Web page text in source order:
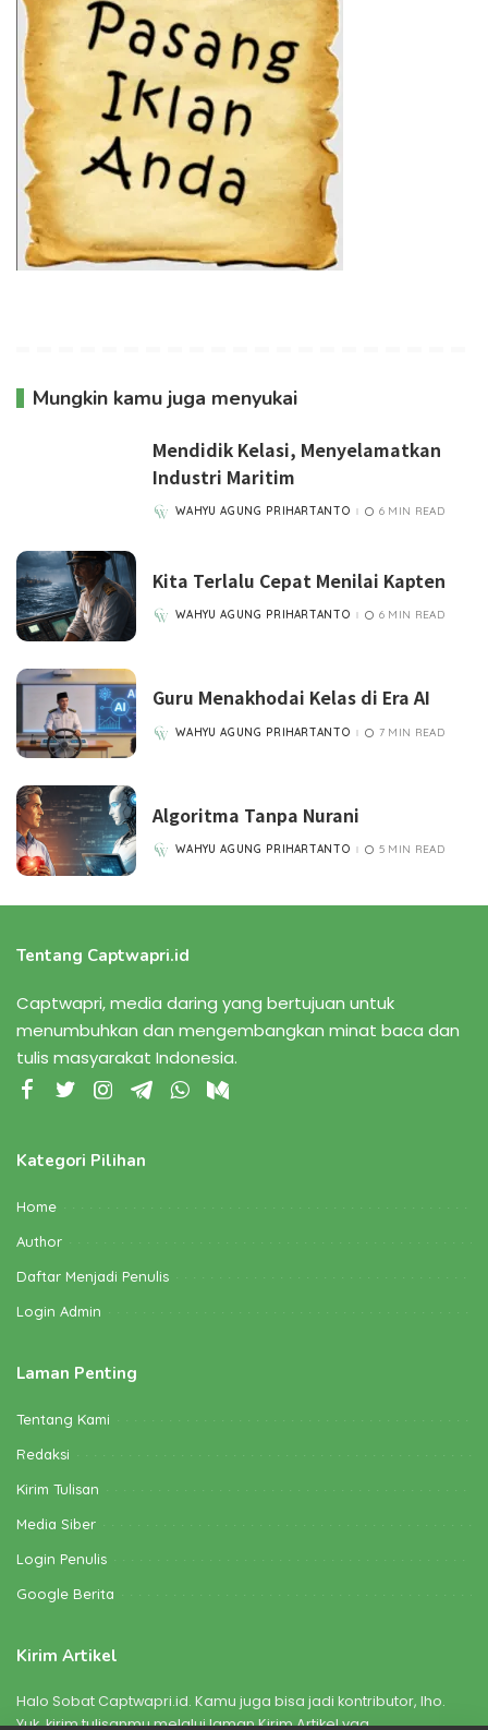
Mungkin kamu juga menyukai
Mendidik Kelasi, Menyelamatkan
Industri Maritim
POSTED
WAHYU AGUNG PRIHARTANTO 6 MIN READ
Kita Terlalu Cepat Menilai Kapten
POSTED
WAHYU AGUNG PRIHARTANTO 6 MIN READ
Guru Menakhodai Kelas di Era AI
POSTED
WAHYU AGUNG PRIHARTANTO 7 MIN READ
Algoritma Tanpa Nurani
POSTED
WAHYU AGUNG PRIHARTANTO 5 MIN READ
Tentang Captwapri.id
Captwapri, media daring yang bertujuan untuk
menumbuhkan dan mengembangkan minat baca dan
tulis masyarakat Indonesia.
Kategori Pilihan
Home
Author
Daftar Menjadi Penulis
Login Admin
Laman Penting
Tentang Kami
Redaksi
Kirim Tulisan
Media Siber
Login Penulis
Google Berita
Kirim Artikel
Halo Sobat Captwapri.id. Kamu juga bisa jadi kontributor, lho.
Yuk, kirim tulisanmu melalui laman Kirim Artikel yaa